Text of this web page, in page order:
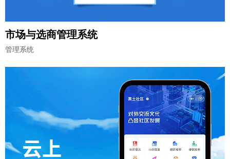
市场与选商管理系统
管理系统